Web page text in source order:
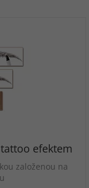
efektem
založenou na